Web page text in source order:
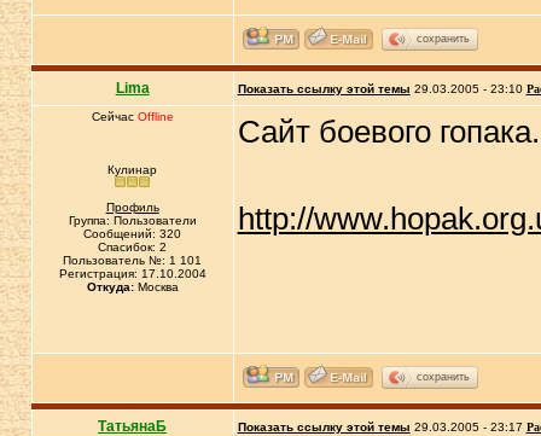
сохранить
Lima Показать ссылку этой темы 29.03.2005 - 23:10
Сейчас Offline
Кулинар
Профиль
Группа: Пользователи
Сообщений: 320
Спасибок: 2
Пользователь №: 1 101
Регистрация: 17.10.2004
Откуда:Москва
Сайт боевого
http://
сохранить
ТатьянаБ Показать ссылку этой темы 29.03.2005 - 23:17